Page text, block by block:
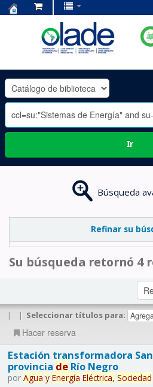
OLADE
-
Ir
Búsqueda
Refinar su
Su búsqueda retornó 4
| | Seleccionar títulos para:
Hacer reserva
Estación transformadora
provincia deRío Negro
por Agua y Energía Eléctrica, Sociedad